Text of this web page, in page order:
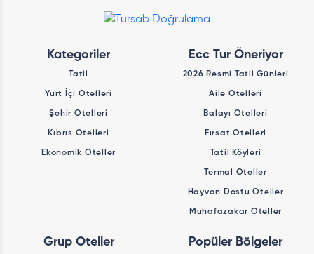
Kategoriler
Tatil
Yurt İçi Otelleri
Şehir Otelleri
Kıbrıs Otelleri
Ekonomik Oteller
Ecc Tur Öneriyor
2026 Resmi Tatil Günleri
Aile Otelleri
Balayı Otelleri
Fırsat Otelleri
Tatil Köyleri
Termal Oteller
Hayvan Dostu Oteller
Muhafazakar Oteller
Grup Oteller Popüler Bölgeler